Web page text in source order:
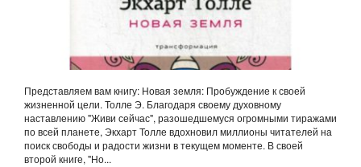
Представляем вам книгу: Новая земля: Пробуждение к своей
жизненной цели. Толле Э. Благодаря своему духовному
наставлению "Живи сейчас", разошедшемуся огромными тиражами
по всей планете, Экхарт Толле вдохновил миллионы читателей на
поиск свободы и радости жизни в текущем моменте. В своей
второй книге, "Но...